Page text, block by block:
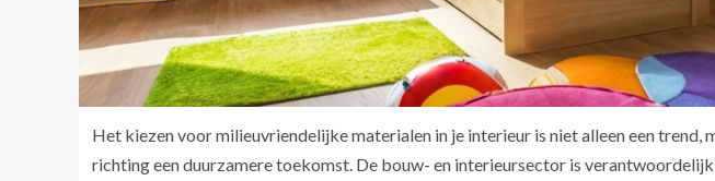
Het kiezen voor milieuvriendelijke materialen in je interieur is niet alleen een trend,
richting een duurzamere toekomst. De bouw- en interieursector is